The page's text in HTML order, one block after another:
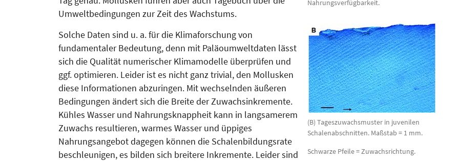
Nahrungsverfügbarkeit.
(B) Tageszuwachsmuster in juvenilen
Schalenabschnitten. Maßstab = 1 mm.
Schwarze Pfeile = Zuwachsrichtung.
Umweltbedingungen zur Zeit des Wachstums.
Solche Daten sind u. a. für die Klimaforschung von
fundamentaler Bedeutung, denn mit Paläoumweltdaten lässt
sich die Qualität numerischer Klimamodelle überprüfen und
ggf. optimieren. Leider ist es nicht ganz trivial, den Mollusken
diese Informationen abzuringen. Mit wechselnden äußeren
Bedingungen ändert sich die Breite der Zuwachsinkremente.
Kühles Wasser und Nahrungsknappheit kann in langsamerem
Zuwachs resultieren, warmes Wasser und üppiges
Nahrungsangebot dagegen können die Schalenbildungsrate
beschleunigen, es bilden sich breitere Inkremente. Leider sind